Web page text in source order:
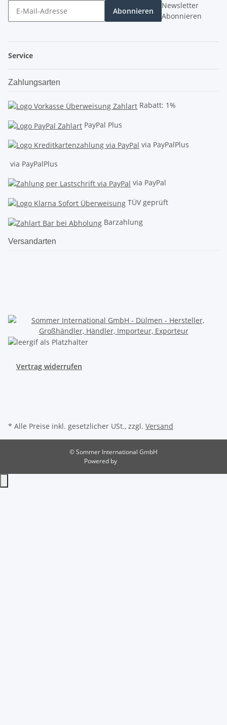
Abonnieren
Newsletter
Abonnieren
Service
Zahlungsarten
Rabatt: 1%
PayPal Plus
via PayPalPlus
via PayPalPlus
via PayPal
TÜV geprüft
Barzahlung
Versandarten
Vertrag widerrufen
* Alle Preise inkl. gesetzlicher USt., zzgl. Versand
© Sommer International GmbH
Powered by